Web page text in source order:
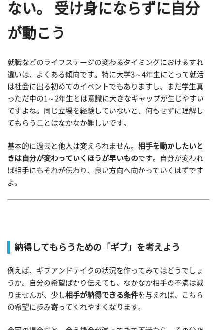
ない。 受け身にならずに自分
が動こう
就職などのライフステージの変わるタイミングにおけるすれ
違いは、よくある傾向です。特に大学3～4年生にとって就活
は社会に出る初めてのイベントでもありますし、まだ学生真
っただ中の1～2年生とは意識に大きなギャップが生じやすい
ですよね。同じ立場を経験していないと、何もせずに理解し
てもらうことはなかなか難しいです。
基本的に過去と他人は変えられません。 相手を動かしたいと
きは自分が変わっていく ほうが早いものです。自分が変われ
ば相手にもそれが伝わり、良い方向へ向かっていくはずです
よ。
納得してもらうための「ギブ」を考えよう
例えば、ギブアンドテイクの状況を作ってみてはどうでしょ
うか。自分の希望ばかり伝えても、なかなか相手の不満は減
りませんが、少し相手が納得できる条件を与えれば、こちら
の希望に歩み寄ってくれやすくなります。